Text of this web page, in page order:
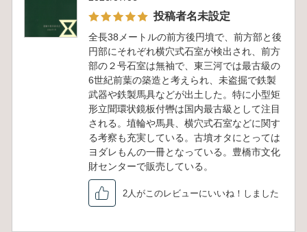
投稿者名未設定
全長38メートルの前方後円墳で、前方部と後
円部にそれぞれ横穴式石室が検出され、前方
部の２号石室は無袖で、東三河では最古級の
6世紀前葉の築造と考えられ、未盗掘で鉄製
武器や鉄製馬具などが出土した。特に小型矩
形立聞環状鏡板付轡は国内最古級として注目
される。埴輪や馬具、横穴式石室などに関す
る考察も充実している。古墳オタにとっては
ヨダレもんの一冊となっている。豊橋市文化
財センターで販売している。
2人がこのレビューにいいね！しました